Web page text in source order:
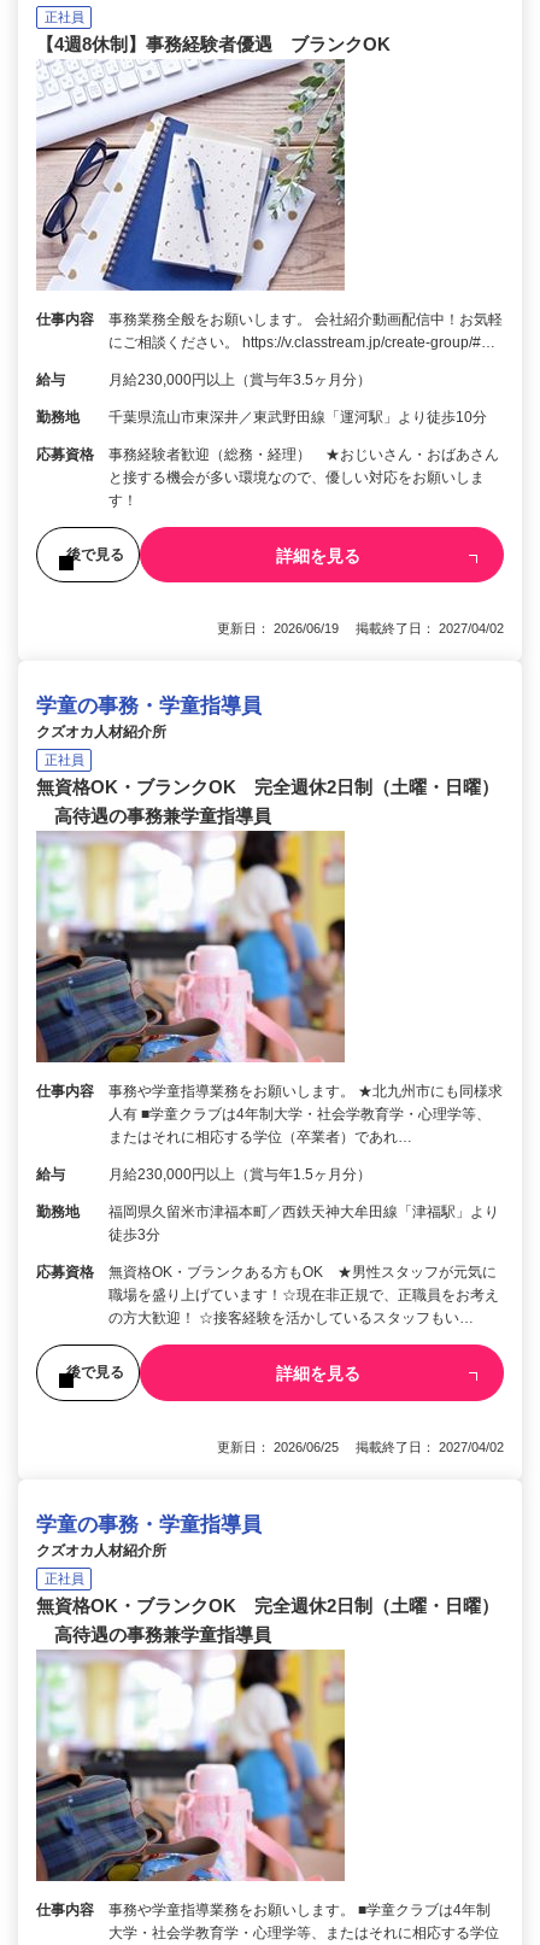
正社員
【4週8休制】事務経験者優遇 ブランクOK
仕事内容
事務業務全般をお願いします。 会社紹介動画配信中！お気軽
にご相談ください。 https://v.classtream.jp/create-group/#…
給与 月給230,000円以上（賞与年3.5ヶ月分）
勤務地 千葉県流山市東深井／東武野田線「運河駅」より徒歩10分
応募資格
事務経験者歓迎（総務・経理） ★おじいさん・おばあさん
と接する機会が多い環境なので、優しい対応をお願いしま
す！
後で見る 詳細を見る
更新日： 2026/06/19 掲載終了日： 2027/04/02
学童の事務・学童指導員
クズオカ人材紹介所
正社員
無資格OK・ブランクOK 完全週休2日制（土曜・日曜）
高待遇の事務兼学童指導員
仕事内容
事務や学童指導業務をお願いします。 ★北九州市にも同様求
人有 ■学童クラブは4年制大学・社会学教育学・心理学等、
またはそれに相応する学位（卒業者）であれ…
給与 月給230,000円以上（賞与年1.5ヶ月分）
勤務地
福岡県久留米市津福本町／西鉄天神大牟田線「津福駅」より
徒歩3分
応募資格
無資格OK・ブランクある方もOK ★男性スタッフが元気に
職場を盛り上げています！☆現在非正規で、正職員をお考え
の方大歓迎！ ☆接客経験を活かしているスタッフもい…
後で見る 詳細を見る
更新日： 2026/06/25 掲載終了日： 2027/04/02
学童の事務・学童指導員
クズオカ人材紹介所
正社員
無資格OK・ブランクOK 完全週休2日制（土曜・日曜）
高待遇の事務兼学童指導員
仕事内容
事務や学童指導業務をお願いします。 ■学童クラブは4年制
大学・社会学教育学・心理学等、またはそれに相応する学位